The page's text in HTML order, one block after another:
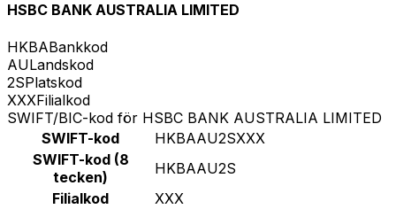
HSBC BANK AUSTRALIA LIMITED
HKBABankkod
AULandskod
2SPlatskod
XXXFilialkod
SWIFT/BIC-kod för HSBC BANK AUSTRALIA LIMITED
SWIFT-kod
HKBAAU2SXXX
SWIFT-kod (8
tecken)
HKBAAU2S
Filialkod
XXX